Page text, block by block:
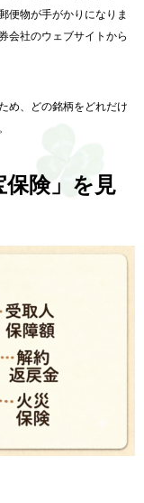
便物が手がかりになりま
会社のウェブサイトから
め、どの銘柄をどれだけ
険」を見